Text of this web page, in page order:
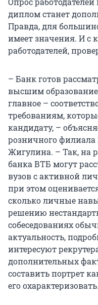
диплом станет
Правда, для
имеет значения. И с
работодателей,
– Банк готов
высшим
главное –
требованиям,
кандидату, –
розничного
Жигулина. – Так, на
банка ВТБ могут
вузов с активной
при этом
сколько личные
решению
собеседованиях
актуальность,
интересуют
дополнительных
составить портрет
его охарактеризовать.